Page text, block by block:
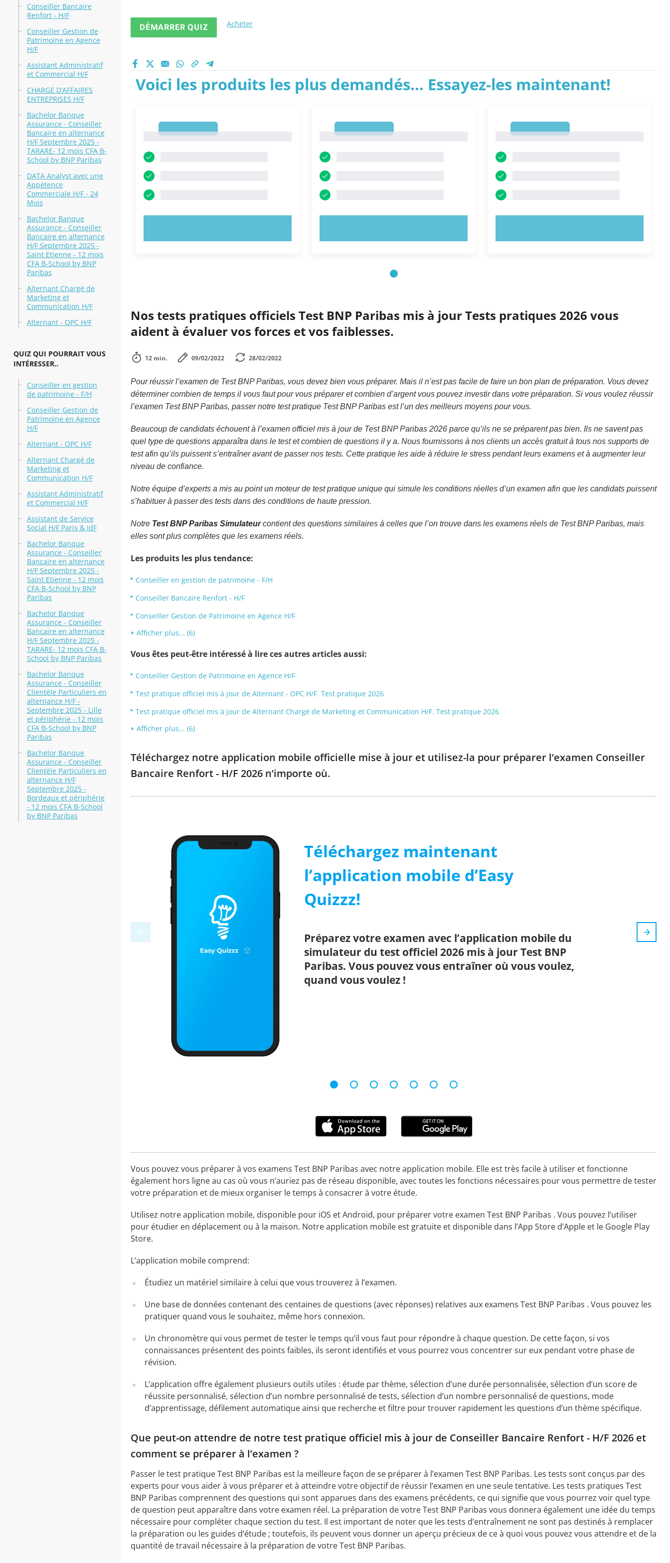
Conseiller Bancaire
Renfort - H/F
Conseiller Gestion de
Patrimoine en Agence
H/F
Assistant Administratif
et Commercial H/F
CHARGE D’AFFAIRES
ENTREPRISES H/F
Bachelor Banque
Assurance - Conseiller
Bancaire en alternance
H/F Septembre 2025 -
TARARE- 12 mois CFA B-
School by BNP Paribas
DATA Analyst avec une
Appétence
Commerciale H/F - 24
Mois
Bachelor Banque
Assurance - Conseiller
Bancaire en alternance
H/F Septembre 2025 -
Saint Etienne - 12 mois
CFA B-School by BNP
Paribas
Alternant Chargé de
Marketing et
Communication H/F
Alternant - OPC H/F
QUIZ QUI POURRAIT VOUS
INTÉRESSER..
Conseiller en gestion
de patrimoine - F/H
Conseiller Gestion de
Patrimoine en Agence
H/F
Alternant - OPC H/F
Alternant Chargé de
Marketing et
Communication H/F
Assistant Administratif
et Commercial H/F
Assistant de Service
Social H/F Paris & IdF
Bachelor Banque
Assurance - Conseiller
Bancaire en alternance
H/F Septembre 2025 -
Saint Etienne - 12 mois
CFA B-School by BNP
Paribas
Bachelor Banque
Assurance - Conseiller
Bancaire en alternance
H/F Septembre 2025 -
TARARE- 12 mois CFA B-
School by BNP Paribas
Bachelor Banque
Assurance - Conseiller
Clientèle Particuliers en
alternance H/F -
Septembre 2025 - Lille
et périphérie - 12 mois
CFA B-School by BNP
Paribas
Bachelor Banque
Assurance - Conseiller
Clientèle Particuliers en
alternance H/F
Septembre 2025 -
Bordeaux et périphérie
- 12 mois CFA B-School
by BNP Paribas
DÉMARRER QUIZ Acheter
Voici les produits les plus demandés... Essayez-les maintenant!
Nos tests pratiques officiels Test BNP Paribas mis à jour Tests pratiques 2026 vous
aident à évaluer vos forces et vos faiblesses.
12 min. 09/02/2022 28/02/2022
Pour réussir l’examen de Test BNP Paribas, vous devez bien vous préparer. Mais il n’est pas facile de faire un bon plan de préparation. Vous devez
déterminer combien de temps il vous faut pour vous préparer et combien d’argent vous pouvez investir dans votre préparation. Si vous voulez réussir
l’examen Test BNP Paribas, passer notre test pratique Test BNP Paribas est l’un des meilleurs moyens pour vous.
Beaucoup de candidats échouent à l’examen officiel mis à jour de Test BNP Paribas 2026 parce qu’ils ne se préparent pas bien. Ils ne savent pas
quel type de questions apparaîtra dans le test et combien de questions il y a. Nous fournissons à nos clients un accès gratuit à tous nos supports de
test afin qu’ils puissent s’entraîner avant de passer nos tests. Cette pratique les aide à réduire le stress pendant leurs examens et à augmenter leur
niveau de confiance.
Notre équipe d’experts a mis au point un moteur de test pratique unique qui simule les conditions réelles d’un examen afin que les candidats puissent
s’habituer à passer des tests dans des conditions de haute pression.
Notre Test BNP Paribas Simulateurcontient des questions similaires à celles que l’on trouve dans les examens réels de Test BNP Paribas, mais
elles sont plus complètes que les examens réels.
Les produits les plus tendance:
Conseiller en gestion de patrimoine - F/H
Conseiller Bancaire Renfort - H/F
Conseiller Gestion de Patrimoine en Agence H/F
Afficher plus... (6)
Vous êtes peut-être intéressé à lire ces autres articles aussi:
Conseiller Gestion de Patrimoine en Agence H/F
Test pratique officiel mis à jour de Alternant - OPC H/F. Test pratique 2026
Test pratique officiel mis à jour de Alternant Chargé de Marketing et Communication H/F. Test pratique 2026
Afficher plus... (6)
Téléchargez notre application mobile officielle mise à jour et utilisez-la pour préparer l’examen Conseiller
Bancaire Renfort - H/F 2026 n’importe où.
Téléchargez maintenant
l’application mobile d’Easy
Quizzz!
Préparez votre examen avec l’application mobile du
simulateur du test officiel 2026 mis à jour Test BNP
Paribas. Vous pouvez vous entraîner où vous voulez,
quand vous voulez !
Vous pouvez vous préparer à vos examens Test BNP Paribas avec notre application mobile. Elle est très facile à utiliser et fonctionne
également hors ligne au cas où vous n’auriez pas de réseau disponible, avec toutes les fonctions nécessaires pour vous permettre de tester
votre préparation et de mieux organiser le temps à consacrer à votre étude.
Utilisez notre application mobile, disponible pour iOS et Android, pour préparer votre examen Test BNP Paribas . Vous pouvez l’utiliser
pour étudier en déplacement ou à la maison. Notre application mobile est gratuite et disponible dans l’App Store d’Apple et le Google Play
Store.
L’application mobile comprend:
Étudiez un matériel similaire à celui que vous trouverez à l’examen.
Une base de données contenant des centaines de questions (avec réponses) relatives aux examens Test BNP Paribas . Vous pouvez les
pratiquer quand vous le souhaitez, même hors connexion.
Un chronomètre qui vous permet de tester le temps qu’il vous faut pour répondre à chaque question. De cette façon, si vos
connaissances présentent des points faibles, ils seront identifiés et vous pourrez vous concentrer sur eux pendant votre phase de
révision.
L’application offre également plusieurs outils utiles : étude par thème, sélection d’une durée personnalisée, sélection d’un score de
réussite personnalisé, sélection d’un nombre personnalisé de tests, sélection d’un nombre personnalisé de questions, mode
d’apprentissage, défilement automatique ainsi que recherche et filtre pour trouver rapidement les questions d’un thème spécifique.
Que peut-on attendre de notre test pratique officiel mis à jour de Conseiller Bancaire Renfort - H/F 2026 et
comment se préparer à l’examen ?
Passer le test pratique Test BNP Paribas est la meilleure façon de se préparer à l’examen Test BNP Paribas. Les tests sont conçus par des
experts pour vous aider à vous préparer et à atteindre votre objectif de réussir l’examen en une seule tentative. Les tests pratiques Test
BNP Paribas comprennent des questions qui sont apparues dans des examens précédents, ce qui signifie que vous pourrez voir quel type
de question peut apparaître dans votre examen réel. La préparation de votre Test BNP Paribas vous donnera également une idée du temps
nécessaire pour compléter chaque section du test. Il est important de noter que les tests d’entraînement ne sont pas destinés à remplacer
la préparation ou les guides d’étude ; toutefois, ils peuvent vous donner un aperçu précieux de ce à quoi vous pouvez vous attendre et de la
quantité de travail nécessaire à la préparation de votre Test BNP Paribas.